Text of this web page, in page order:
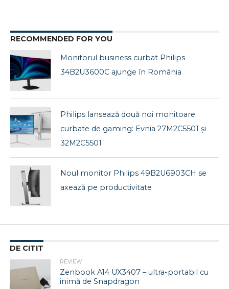
RECOMMENDED FOR YOU
Monitorul business curbat Philips
34B2U3600C ajunge în România
Philips lansează două noi monitoare
curbate de gaming: Evnia 27M2C5501 și
32M2C5501
Noul monitor Philips 49B2U6903CH se
axează pe productivitate
DE CITIT
REVIEW
Zenbook A14 UX3407 – ultra-portabil cu
inimă de Snapdragon